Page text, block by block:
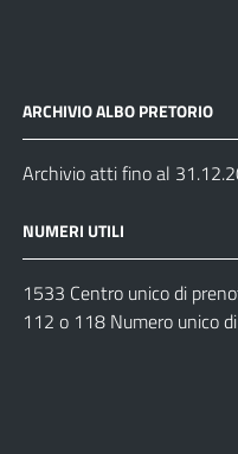
ARCHIVIO ALBO PRETORIO
Archivio atti fino al
NUMERI UTILI
1533 Centro unico di
112 o 118 Numero unico